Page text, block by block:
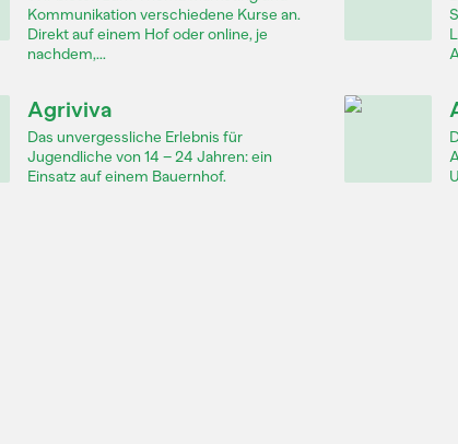
Kommunikation verschiedene Kurse an.
Direkt auf einem Hof oder online, je
nachdem,...
Agriviva
Das unvergessliche Erlebnis für
Jugendliche von 14 – 24 Jahren: ein
Einsatz auf einem Bauernhof.